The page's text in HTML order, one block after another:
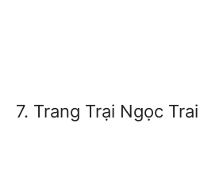
7. Trang Trại Ngọc Trai